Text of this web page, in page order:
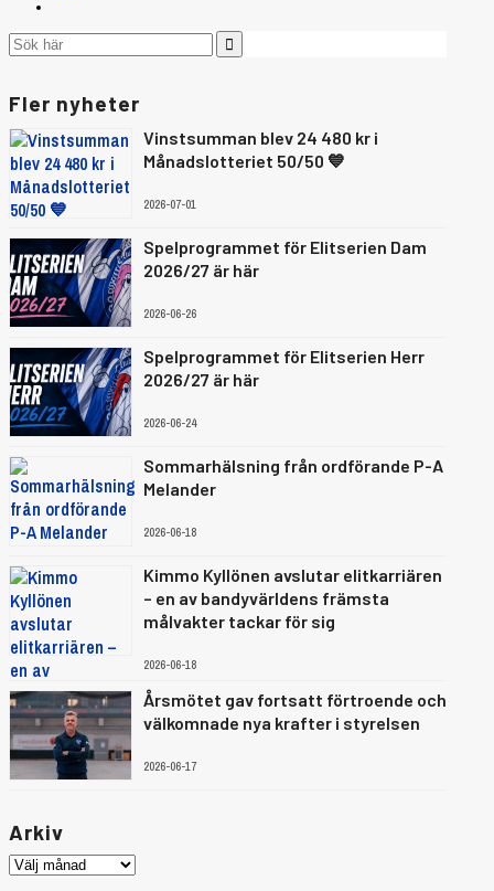
Fler nyheter
Vinstsumman blev 24 480 kr i
Månadslotteriet 50/50 💙
2026-07-01
Spelprogrammet för Elitserien Dam
2026/27 är här
2026-06-26
Spelprogrammet för Elitserien Herr
2026/27 är här
2026-06-24
Sommarhälsning från ordförande P-A
Melander
2026-06-18
Kimmo Kyllönen avslutar elitkarriären
– en av bandyvärldens främsta
målvakter tackar för sig
2026-06-18
Årsmötet gav fortsatt förtroende och
välkomnade nya krafter i styrelsen
2026-06-17
Arkiv